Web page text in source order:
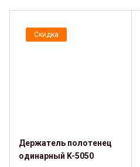
Скидка
Держатель полотенец
одинарный K-5050